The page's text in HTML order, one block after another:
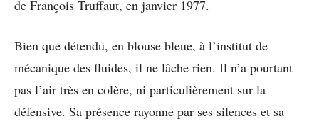
de François Truffaut, en janvier 1977.
Bien que détendu, en blouse bleue, à l’institut de
mécanique des fluides, il ne lâche rien. Il n’a pourtant
pas l’air très en colère, ni particulièrement sur la
défensive. Sa présence rayonne par ses silences et sa